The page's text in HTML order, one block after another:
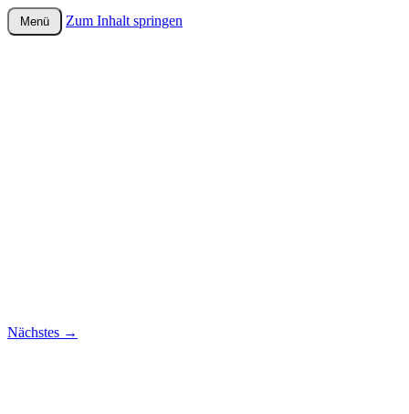
wurster-cartoon-blog.de
Menü Zum Inhalt springen
Nächstes →